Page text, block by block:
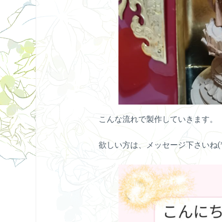
こんな流れで製作していきます。
欲しい方は、メッセージ下さい